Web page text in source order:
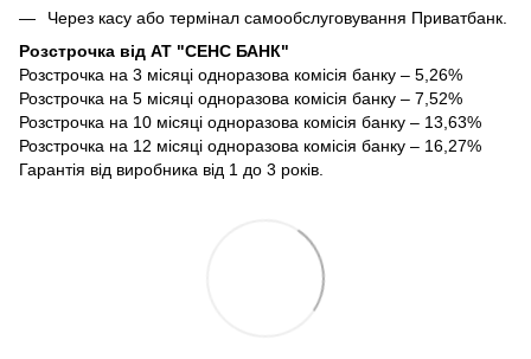
Через касу або термінал самообслуговування Приватбанк.
Розстрочка від АТ "СЕНС БАНК"
Розстрочка на 3 місяці одноразова комісія банку – 5,26%
Розстрочка на 5 місяці одноразова комісія банку – 7,52%
Розстрочка на 10 місяці одноразова комісія банку – 13,63%
Розстрочка на 12 місяці одноразова комісія банку – 16,27%
Гарантія від виробника від 1 до 3 років.